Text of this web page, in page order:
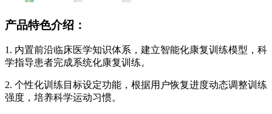
产品特色介绍：
1. 内置前沿临床医学知识体系，建立智能化康复训练模型，科
学指导患者完成系统化康复训练。
2. 个性化训练目标设定功能，根据用户恢复进度动态调整训练
强度，培养科学运动习惯。